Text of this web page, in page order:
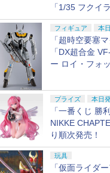
「1/35 フクイ
日発売！
フィギュア 本
「超時空要塞
「DX超合金
ー ロイ・フォ
プライズ 本日
「一番くじ 勝
NIKKE
り順次発売！
玩具
「仮面ライダ